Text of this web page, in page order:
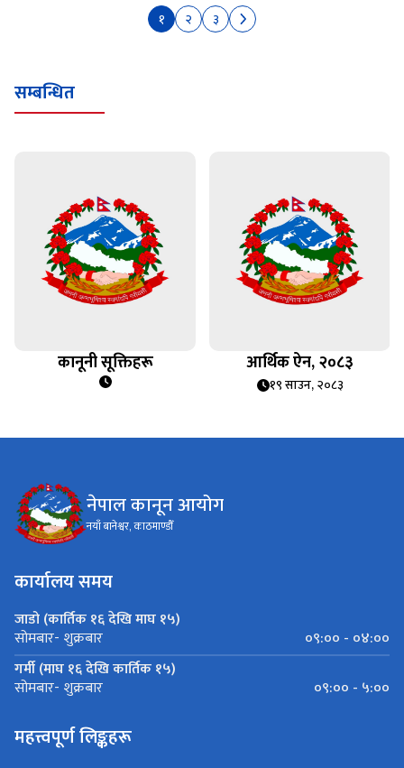
१ २ ३
सम्बन्धित
कानूनी सूक्तिहरू आर्थिक ऐन, २०८३
१९ साउन, २०८३
नेपाल कानून आयोग
नयाँ बानेश्वर, काठमाण्डौँ
कार्यालय समय
जाडो (कार्तिक १६ देखि माघ १५)
सोमबार- शुक्रबार
०९:०० - ०४:००
गर्मी (माघ १६ देखि कार्तिक १५)
सोमबार- शुक्रबार ०९:०० - ५:००
महत्त्वपूर्ण लिङ्कहरू